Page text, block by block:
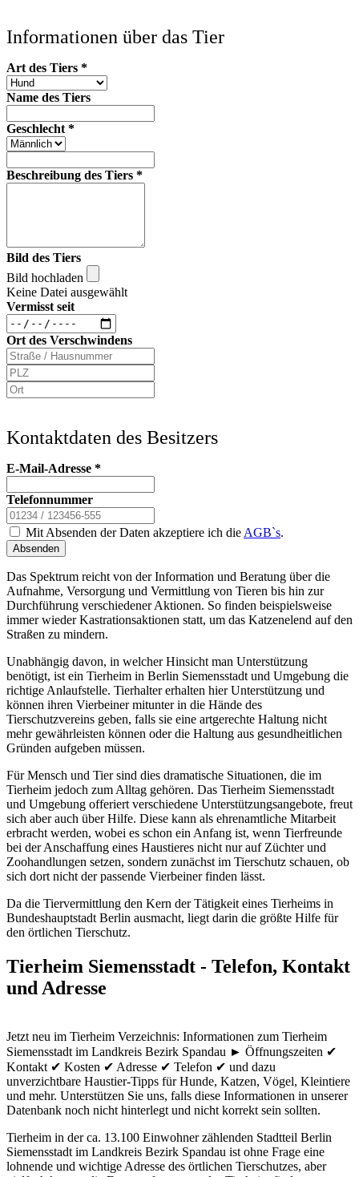
Informationen über das Tier
Art des Tiers *
Name des Tiers
Geschlecht *
Beschreibung des Tiers *
Bild des Tiers
Bild hochladen
Keine Datei ausgewählt
Vermisst seit
Ort des Verschwindens
Kontaktdaten des Besitzers
E-Mail-Adresse *
Telefonnummer
Mit Absenden der Daten akzeptiere ich die AGB`s.
Absenden
Das Spektrum reicht von der Information und Beratung über die
Aufnahme, Versorgung und Vermittlung von Tieren bis hin zur
Durchführung verschiedener Aktionen. So finden beispielsweise
immer wieder Kastrationsaktionen statt, um das Katzenelend auf den
Straßen zu mindern.
Unabhängig davon, in welcher Hinsicht man Unterstützung
benötigt, ist ein Tierheim in Berlin Siemensstadt und Umgebung die
richtige Anlaufstelle. Tierhalter erhalten hier Unterstützung und
können ihren Vierbeiner mitunter in die Hände des
Tierschutzvereins geben, falls sie eine artgerechte Haltung nicht
mehr gewährleisten können oder die Haltung aus gesundheitlichen
Gründen aufgeben müssen.
Für Mensch und Tier sind dies dramatische Situationen, die im
Tierheim jedoch zum Alltag gehören. Das Tierheim Siemensstadt
und Umgebung offeriert verschiedene Unterstützungsangebote, freut
sich aber auch über Hilfe. Diese kann als ehrenamtliche Mitarbeit
erbracht werden, wobei es schon ein Anfang ist, wenn Tierfreunde
bei der Anschaffung eines Haustieres nicht nur auf Züchter und
Zoohandlungen setzen, sondern zunächst im Tierschutz schauen, ob
sich dort nicht der passende Vierbeiner finden lässt.
Da die Tiervermittlung den Kern der Tätigkeit eines Tierheims in
Bundeshauptstadt Berlin ausmacht, liegt darin die größte Hilfe für
den örtlichen Tierschutz.
Tierheim Siemensstadt - Telefon, Kontakt
und Adresse
Jetzt neu im Tierheim Verzeichnis: Informationen zum Tierheim
Siemensstadt im Landkreis Bezirk Spandau ► Öffnungszeiten ✔
Kontakt ✔ Kosten ✔ Adresse ✔ Telefon ✔ und dazu
unverzichtbare Haustier-Tipps für Hunde, Katzen, Vögel, Kleintiere
und mehr. Unterstützen Sie uns, falls diese Informationen in unserer
Datenbank noch nicht hinterlegt und nicht korrekt sein sollten.
Tierheim in der ca. 13.100 Einwohner zählenden Stadtteil Berlin
Siemensstadt im Landkreis Bezirk Spandau ist ohne Frage eine
lohnende und wichtige Adresse des örtlichen Tierschutzes, aber